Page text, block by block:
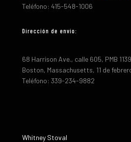
Teléfono: 415-548-1006
Dirección de envio:
68 Harrison Ave., calle 605, PMB
Boston, Massachusetts, 11 de
Teléfono: 339-234-9882
Whitney Stoval